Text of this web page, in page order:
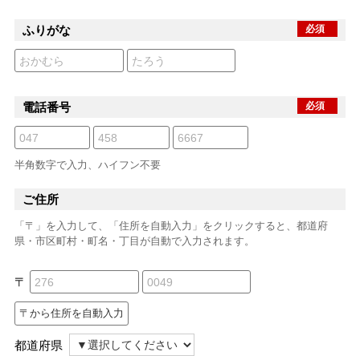
ふりがな 必須
電話番号 必須
半角数字で入力、ハイフン不要
ご住所
「〒」を入力して、「住所を自動入力」をクリックすると、都道府
県・市区町村・町名・丁目が自動で入力されます。
〒
都道府県